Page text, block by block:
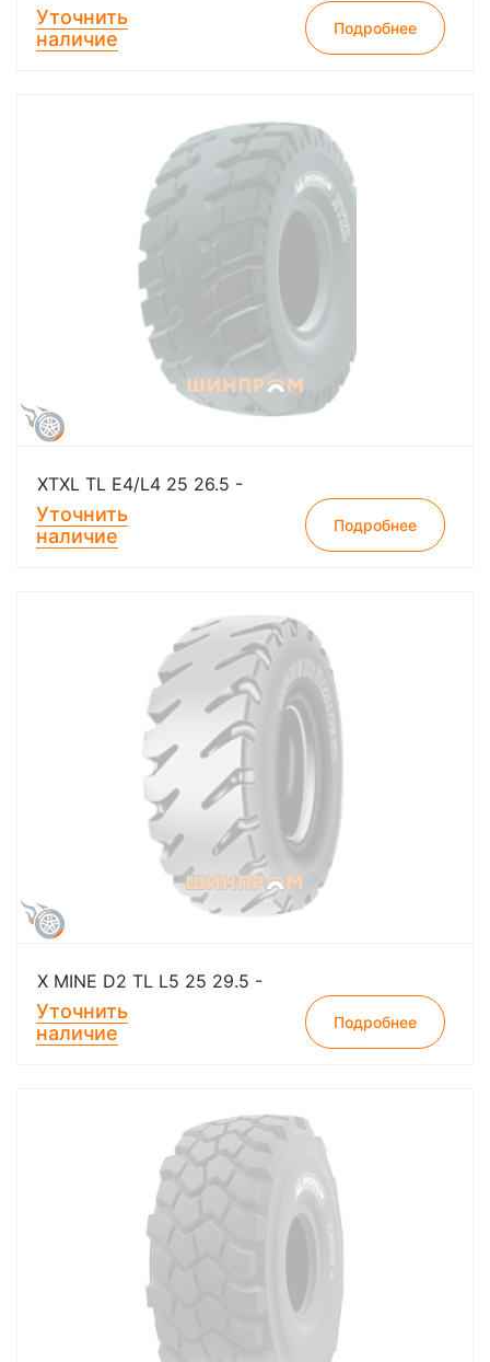
Уточнить
наличие
Подробнее
XTXL TL E4/L4 25 26.5 -
Уточнить
наличие
Подробнее
X MINE D2 TL L5 25 29.5 -
Уточнить
наличие
Подробнее